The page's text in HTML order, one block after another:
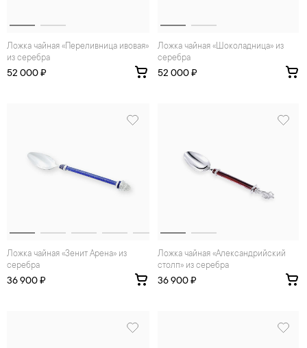
Ложка чайная «Переливница ивовая»
из серебра
52 000 ₽
Ложка чайная «Шоколадница» из
серебра
52 000 ₽
Ложка чайная «Зенит Арена» из
серебра
36 900 ₽
Ложка чайная «Александрийский
столп» из серебра
36 900 ₽